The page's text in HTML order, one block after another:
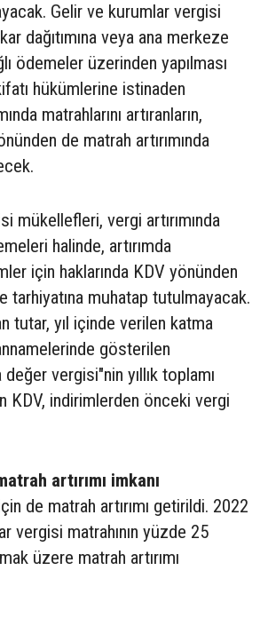
Gelir ve kurumlar vergisi
dağıtımına veya ana merkeze
ödemeler üzerinden yapılması
hükümlerine istinaden
matrahlarını artıranların,
de matrah artırımında
mükellefleri, vergi artırımında
halinde, artırımda
için haklarında KDV yönünden
tarhiyatına muhatap tutulmayacak.
tutar, yıl içinde verilen katma
gösterilen
vergisi"nin yıllık toplamı
KDV, indirimlerden önceki vergi
artırımı imkanı
de matrah artırımı getirildi. 2022
vergisi matrahının yüzde 25
üzere matrah artırımı